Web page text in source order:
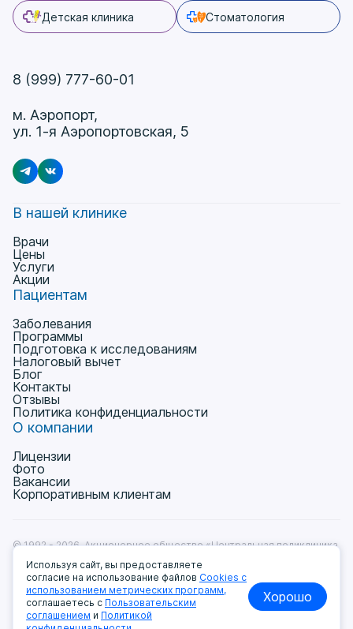
Детская клиника
Стоматология
8 (999) 777-60-01
м. Аэропорт,
ул. 1-я Аэропортовская, 5
В нашей клинике
Врачи
Цены
Услуги
Акции
Пациентам
Заболевания
Программы
Подготовка к исследованиям
Налоговый вычет
Блог
Контакты
Отзывы
Политика конфиденциальности
О компании
Лицензии
Фото
Вакансии
Корпоративным клиентам
© 1992 - 2026, Акционерное общество «Центральная поликлиника
от 11.12.2018г.
Пользовательское соглашение
Политика обработки и защиты персональных данных
Мы принимаем к оплате:
Используя сайт, вы предоставляете
согласие на использование файлов Cookies с
использованием метрических программ,
соглашаетесь с Пользовательским
соглашением и Политикой
Хорошо